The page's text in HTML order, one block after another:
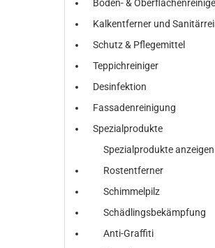
Boden- &
Kalkentferner und
Schutz & Pflegemittel
Teppichreiniger
Desinfektion
Fassadenreinigung
Spezialprodukte
Spezialprodukte anzeigen
Rostentferner
Schimmelpilz
Schädlingsbekämpfung
Anti-Graffiti